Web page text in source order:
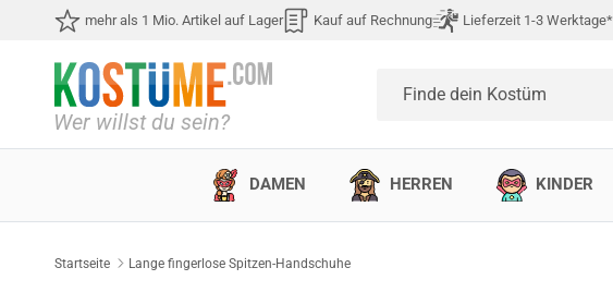
Direkt zum Inhaltmehr als 1 Mio. Artikel auf Lager Kauf auf Rechnung Lieferzeit 1-3 Werktage*
Finde dein Kostüm
DAMEN HERREN KINDER
Startseite Lange fingerlose Spitzen-Handschuhe